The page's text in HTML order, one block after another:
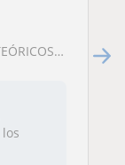
Y CAPITAN YATE